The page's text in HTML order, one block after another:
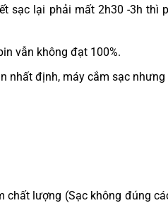
sạc lại phải mất 2h30 -3h thì
vẫn không đạt 100%.
nhất định, máy cắm sạc nhưng
lượng (Sạc không đúng